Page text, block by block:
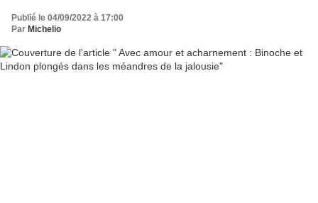
Publié le 04/09/2022 à 17:00
Par Michelio